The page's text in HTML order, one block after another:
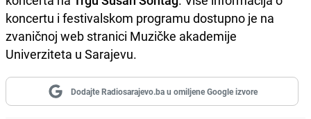
koncertu i festivalskom programu dostupno je na
zvaničnoj web stranici Muzičke akademije
Univerziteta u Sarajevu.
Dodajte Radiosarajevo.ba u omiljene Google izvore